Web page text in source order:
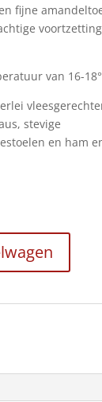
fijne
van 16-
stevige
en ham